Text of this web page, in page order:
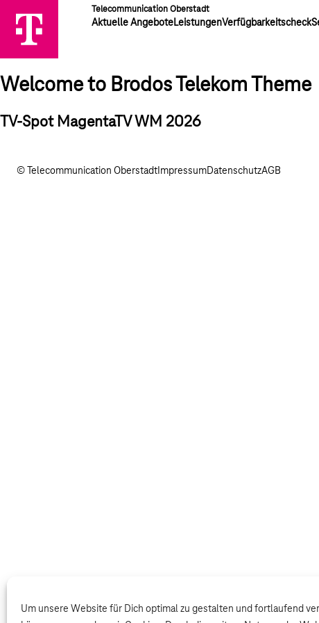
Um unsere Website für Dich optimal zu gestalten und fortlaufend
Telecommunication Oberstadt
Aktuelle AngeboteLeistungenVerfügbarkeitscheck
Welcome to Brodos Telekom Theme
TV-Spot MagentaTV WM 2026
© Telecommunication Oberstadt ImpressumDatenschutzAGB